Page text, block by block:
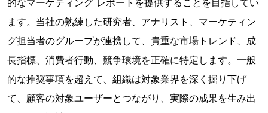
ます。当社の熟練した研究者、アナリスト、マーケティン
グ担当者のグループが連携して、貴重な市場トレンド、成
長指標、消費者行動、競争環境を正確に特定します。一般
的な推奨事項を超えて、組織は対象業界を深く掘り下げ
て、顧客の対象ユーザーとつながり、実際の成果を生み出